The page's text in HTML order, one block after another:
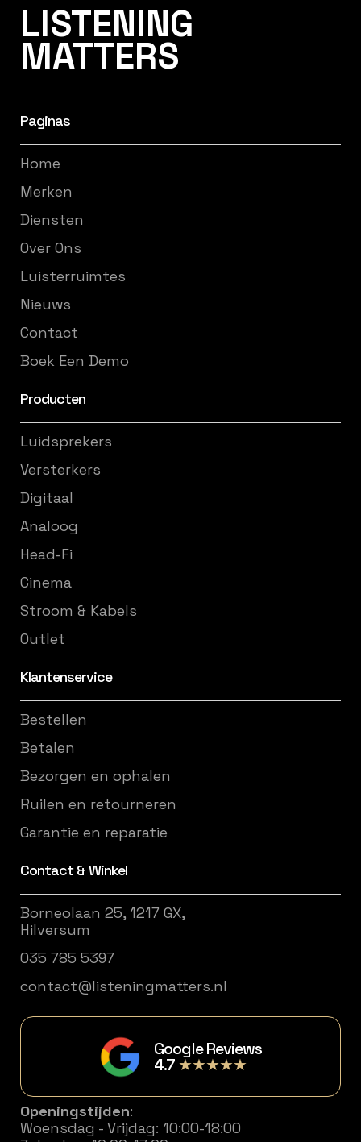
LISTENING
MATTERS
Paginas
Home
Merken
Diensten
Over Ons
Luisterruimtes
Nieuws
Contact
Boek Een Demo
Producten
Luidsprekers
Versterkers
Digitaal
Analoog
Head-Fi
Cinema
Stroom & Kabels
Outlet
Klantenservice
Bestellen
Betalen
Bezorgen en ophalen
Ruilen en retourneren
Garantie en reparatie
Contact & Winkel
Borneolaan 25, 1217 GX,
Hilversum
035 785 5397
contact@listeningmatters.nl
Google Reviews
4.7★★★★★
Openingstijden:
Woensdag - Vrijdag: 10:00-18:00